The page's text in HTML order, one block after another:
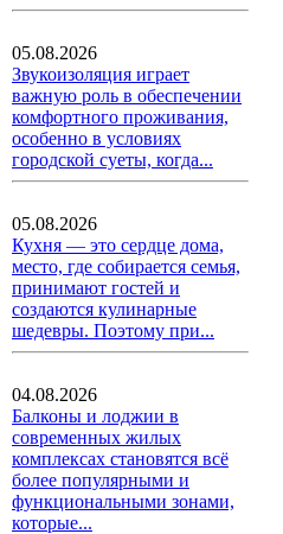
05.08.2026
Звукоизоляция играет
важную роль в обеспечении
комфортного проживания,
особенно в условиях
городской суеты, когда...
05.08.2026
Кухня — это сердце дома,
место, где собирается семья,
принимают гостей и
создаются кулинарные
шедевры. Поэтому при...
04.08.2026
Балконы и лоджии в
современных жилых
комплексах становятся всё
более популярными и
функциональными зонами,
которые...